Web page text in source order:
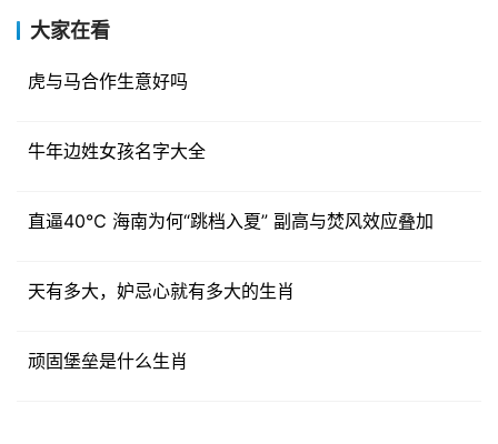
大家在看
虎与马合作生意好吗
牛年边姓女孩名字大全
直逼40℃ 海南为何“跳档入夏” 副高与焚风效应叠加
天有多大，妒忌心就有多大的生肖
顽固堡垒是什么生肖